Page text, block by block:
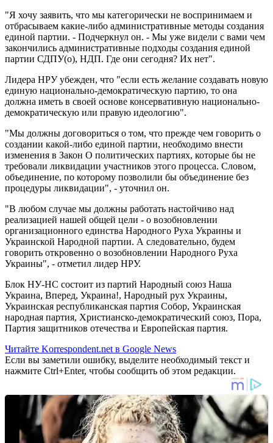
"Я хочу заявить, что мы категорически не воспринимаем и
отбрасываем какие-либо административные методы создания
единой партии. - Подчеркнул он. - Мы уже видели с вами чем
закончились административные подходы создания единой
партии СДПУ(о), НДП. Где они сегодня? Их нет".
Лидера НРУ убежден, что "если есть желание создавать новую
единую национально-демократическую партию, то она
должна иметь в своей основе консервативную национально-
демократическую или правую идеологию".
"Мы должны договориться о том, что прежде чем говорить о
создании какой-либо единой партии, необходимо внести
изменения в Закон О политических партиях, которые бы не
требовали ликвидации участников этого процесса. Словом,
объединение, по которому позволили бы объединение без
процедуры ликвидации", - уточнил он.
"В любом случае мы должны работать настойчиво над
реализацией нашей общей цели - о возобновлении
организационного единства Народного Руха Украины и
Украинской Народной партии. А следовательно, будем
говорить откровенно о возобновлении Народного Руха
Украины", - отметил лидер НРУ.
Блок НУ-НС состоит из партий Народный союз Наша
Украина, Вперед, Украина!, Народный рух Украины,
Украинская республиканская партия Собор, Украинская
народная партия, Христианско-демократический союз, Пора,
Партия защитников отечества и Европейская партия.
Читайте Korrespondent.net в Google News
Если вы заметили ошибку, выделите необходимый текст и
нажмите Ctrl+Enter, чтобы сообщить об этом редакции.